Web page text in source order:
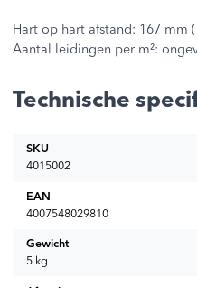
Hart op hart afstand: 167 mm
Aantal leidingen per m²:
Technische
SKU
4015002
EAN
4007548029810
Gewicht
5 kg